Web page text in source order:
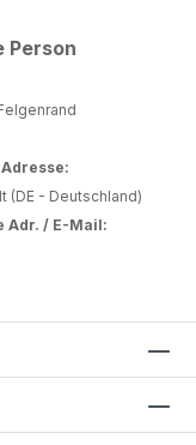
Person
Adresse:
(DE - Deutschland)
Adr. / E-Mail: